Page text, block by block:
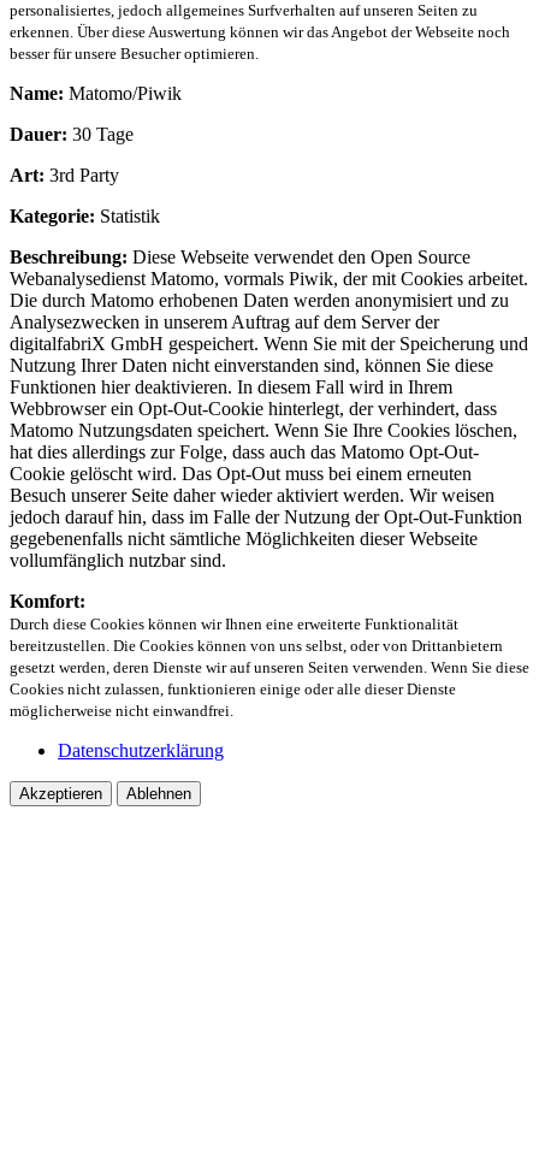
personalisiertes, jedoch allgemeines Surfverhalten auf unseren Seiten zu
erkennen. Über diese Auswertung können wir das Angebot der Webseite noch
besser für unsere Besucher optimieren.
Name: Matomo/Piwik
Dauer: 30 Tage
Art: 3rd Party
Kategorie: Statistik
Beschreibung: Diese Webseite verwendet den Open Source
Webanalysedienst Matomo, vormals Piwik, der mit Cookies arbeitet.
Die durch Matomo erhobenen Daten werden anonymisiert und zu
Analysezwecken in unserem Auftrag auf dem Server der
digitalfabriX GmbH gespeichert. Wenn Sie mit der Speicherung und
Nutzung Ihrer Daten nicht einverstanden sind, können Sie diese
Funktionen hier deaktivieren. In diesem Fall wird in Ihrem
Webbrowser ein Opt-Out-Cookie hinterlegt, der verhindert, dass
Matomo Nutzungsdaten speichert. Wenn Sie Ihre Cookies löschen,
hat dies allerdings zur Folge, dass auch das Matomo Opt-Out-
Cookie gelöscht wird. Das Opt-Out muss bei einem erneuten
Besuch unserer Seite daher wieder aktiviert werden. Wir weisen
jedoch darauf hin, dass im Falle der Nutzung der Opt-Out-Funktion
gegebenenfalls nicht sämtliche Möglichkeiten dieser Webseite
vollumfänglich nutzbar sind.
Komfort:
Durch diese Cookies können wir Ihnen eine erweiterte Funktionalität
bereitzustellen. Die Cookies können von uns selbst, oder von Drittanbietern
gesetzt werden, deren Dienste wir auf unseren Seiten verwenden. Wenn Sie diese
Cookies nicht zulassen, funktionieren einige oder alle dieser Dienste
möglicherweise nicht einwandfrei.
Datenschutzerklärung
Akzeptieren Ablehnen